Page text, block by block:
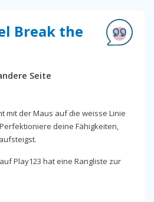
Break the
Seite
mit der Maus auf die weisse Linie
deine Fähigkeiten,
Play123 hat eine Rangliste zur